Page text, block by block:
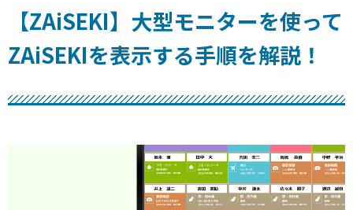
【ZAiSEKI】大型モニターを使って
ZAiSEKIを表示する手順を解説！